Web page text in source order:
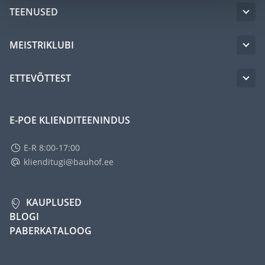
TEENUSED
MEISTRIKLUBI
ETTEVÕTTEST
E-POE KLIENDITEENINDUS
E-R 8:00-17:00
klienditugi@bauhof.ee
KAUPLUSED
BLOGI
PABERKATALOOG